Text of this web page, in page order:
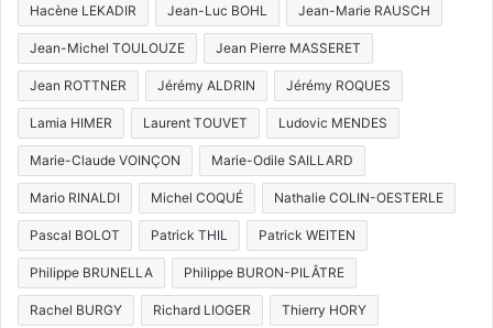
Hacène LEKADIR Jean-Luc BOHL Jean-Marie RAUSCH
Jean-Michel TOULOUZE Jean Pierre MASSERET
Jean ROTTNER Jérémy ALDRIN Jérémy ROQUES
Lamia HIMER Laurent TOUVET Ludovic MENDES
Marie-Claude VOINÇON Marie-Odile SAILLARD
Mario RINALDI Michel COQUÉ Nathalie COLIN-OESTERLE
Pascal BOLOT Patrick THIL Patrick WEITEN
Philippe BRUNELLA Philippe BURON-PILÂTRE
Rachel BURGY Richard LIOGER Thierry HORY